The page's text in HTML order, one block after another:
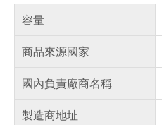
容量
商品來源國家
國內負責廠商名稱
製造商地址